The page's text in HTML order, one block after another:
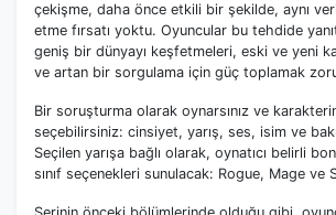
çekişme, daha önce etkili bir şekilde, aynı
etme fırsatı yoktu. Oyuncular bu tehdide
geniş bir dünyayı keşfetmeleri, eski ve yeni
ve artan bir sorgulama için güç toplamak
Bir soruşturma olarak oynarsınız ve
seçebilirsiniz: cinsiyet, yarış, ses, isim ve
Seçilen yarışa bağlı olarak, oynatıcı belirli
sınıf seçenekleri sunulacak: Rogue, Mage ve